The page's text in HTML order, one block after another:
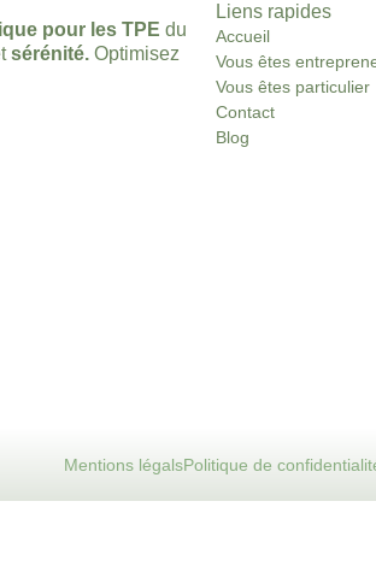
pour les TPEdu
sérénité. Optimisez
Liens rapides
Accueil
Vous êtes
Vous êtes particulier
Contact
Blog
Mentions légalsPolitique de